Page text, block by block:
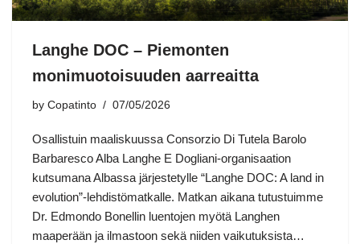
Langhe DOC – Piemonten
monimuotoisuuden aarreaitta
by Copatinto 07/05/2026
Osallistuin maaliskuussa Consorzio Di Tutela Barolo
Barbaresco Alba Langhe E Dogliani-organisaation
kutsumana Albassa järjestetylle “Langhe DOC: A land in
evolution”-lehdistömatkalle. Matkan aikana tutustuimme
Dr. Edmondo Bonellin luentojen myötä Langhen
maaperään ja ilmastoon sekä niiden vaikutuksista…